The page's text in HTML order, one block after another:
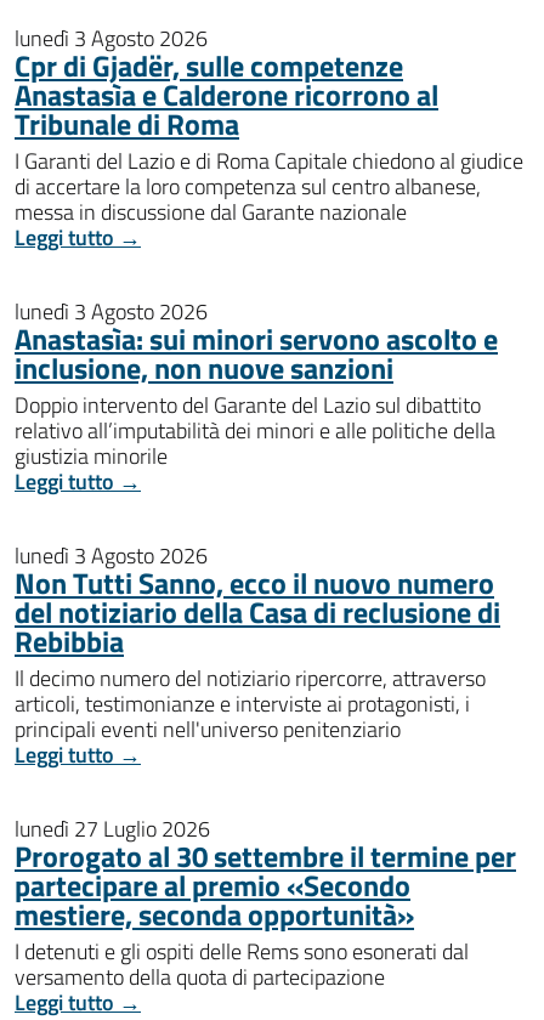
lunedì 3 Agosto 2026
Cpr di Gjadër, sulle competenze
Anastasìa e Calderone ricorrono al
Tribunale di Roma
I Garanti del Lazio e di Roma Capitale chiedono al giudice
di accertare la loro competenza sul centro albanese,
messa in discussione dal Garante nazionale
Leggi tutto →
lunedì 3 Agosto 2026
Anastasìa: sui minori servono ascolto e
inclusione, non nuove sanzioni
Doppio intervento del Garante del Lazio sul dibattito
relativo all’imputabilità dei minori e alle politiche della
giustizia minorile
Leggi tutto →
lunedì 3 Agosto 2026
Non Tutti Sanno, ecco il nuovo numero
del notiziario della Casa di reclusione di
Rebibbia
Il decimo numero del notiziario ripercorre, attraverso
articoli, testimonianze e interviste ai protagonisti, i
principali eventi nell'universo penitenziario
Leggi tutto →
lunedì 27 Luglio 2026
Prorogato al 30 settembre il termine per
partecipare al premio «Secondo
mestiere, seconda opportunità»
I detenuti e gli ospiti delle Rems sono esonerati dal
versamento della quota di partecipazione
Leggi tutto →